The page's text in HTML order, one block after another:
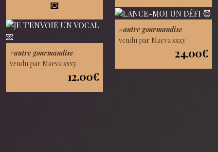
#autre gourmandise
vendu par Maeva sxxy
24.00€
💌
#autre gourmandise
vendu par Maeva sxxy
12.00€